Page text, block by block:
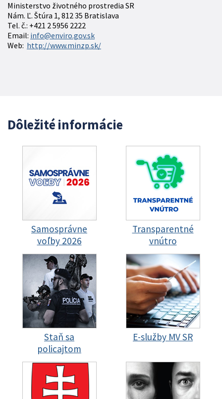
Ministerstvo životného prostredia SR
Nám. Ľ. Štúra 1, 812 35 Bratislava
Tel. č.: +421 2 5956 2222
Email: info@enviro.gov.sk
Web: http://www.minzp.sk/
Dôležité informácie
Samosprávne
voľby 2026
Transparentné
vnútro
Staň sa
policajtom
E-služby MV SR